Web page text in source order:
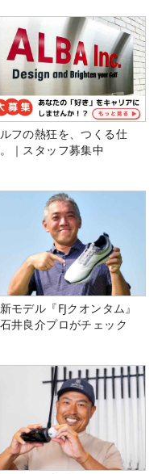
フの熱狂を、つくる仕
｜スタッフ募集中
モデル『FJクオンタム』
井良介プロがチェック